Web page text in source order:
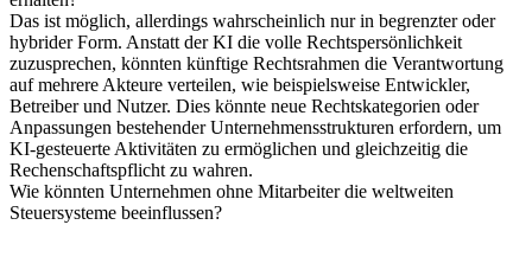
Das ist möglich, allerdings wahrscheinlich nur in begrenzter oder
hybrider Form. Anstatt der KI die volle Rechtspersönlichkeit
zuzusprechen, könnten künftige Rechtsrahmen die Verantwortung
auf mehrere Akteure verteilen, wie beispielsweise Entwickler,
Betreiber und Nutzer. Dies könnte neue Rechtskategorien oder
Anpassungen bestehender Unternehmensstrukturen erfordern, um
KI-gesteuerte Aktivitäten zu ermöglichen und gleichzeitig die
Rechenschaftspflicht zu wahren.
Wie könnten Unternehmen ohne Mitarbeiter die weltweiten
Steuersysteme beeinflussen?